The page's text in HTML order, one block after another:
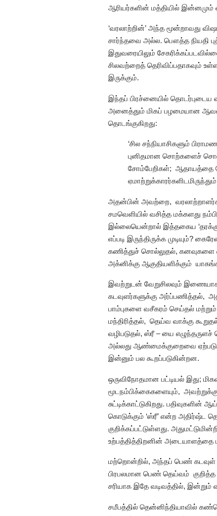
ஆரியர்களின் மத்தியில் இன்னமும்
‘வரலாற்றின்’ அந்த மூன்றாவது
சார்ந்தவை அல்ல. பௌத்த நியதி
இதுவரையிலும்
சிலவற்றைத் தெரிவிப்பதாகவும்
இருக்கும்.
இந்தப் பிரச்னையில்
அனைத்தும் மிகப் பழமையான
தொடங்குகிறது:
‘சில சந்நியாசிகளும்
புனிதமான சொற்களைச்
சோம்பேறிகள்; ஆதாயத்தை
அதன்பின் அவற்றை,
சமவெளியில் வசித்த மக்களது
இல்லையென்றால் இத்தகைய
எப்படி இருந்திருக்க முடியும்?
கணித்துச் சொல்லுதல், கனவுகளை
அக்னிக்கு ஆகுதியளிக்கும்
இவற்றுடன் வேறுசிலவும்
கடவுளர்களுக்கு அர்ப்பணித்தல்,
பாம்புகளை வசீகரம் செய்தல்
மந்திரித்தல், தெய்வ வாக்கு
வழிபடுதல், ஸ்ரீ – யை
அல்லது ஆண்மைக்குறைவை
இன்னும் பல கூறப்படுகின்றன.
ஒருவிநோதமான பட்டியல் இது;
மூடநம்பிக்கைகளையும்,
சுட்டிக்காட்டுகிறது.
கொடுக்கும் ‘ஸ்ரீ’ என்ற அதிர்ஷ்ட
குறிக்கப்பட்டுள்ளது.
உற்பத்தித்திறனின் அடையாளத்தை
மற்றொன்றில், அந்தப் பெண் கடவுள்
பிரபலமான பெண் தெய்வம் குறித்த
சரியாக இதே வடிவத்தில், இன்றும்
சமீபத்தில் தென்னிந்தியாவில்